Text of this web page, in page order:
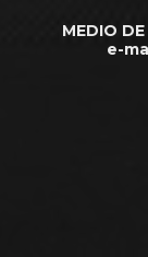
MEDIO
e-